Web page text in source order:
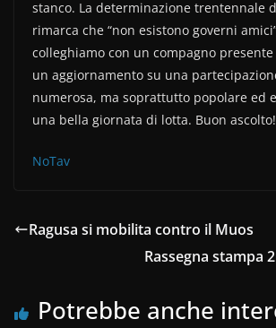
b
o
o
k
vi
di
stanco. La determinazione trentennale
rimarca che “non esistono governi
colleghiamo con un compagno
un aggiornamento su una
numerosa, ma soprattutto popolare ed
una bella giornata di lotta. Buon ascolto!
NoTav
Ragusa si mobilita contro il Muos
Rassegna stampa
Potrebbe anche